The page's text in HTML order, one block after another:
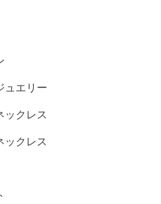
ュエリー
ックレス
ックレス